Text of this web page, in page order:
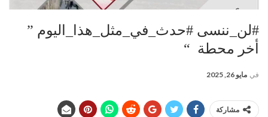
#لن_ننسى #حدث_في_مثل_هذا_اليوم ”
أخر محطة “
في مايو 26, 2025
مشاركة